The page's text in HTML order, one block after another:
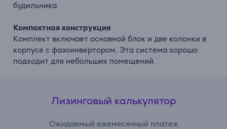
будильника.
Компактная конструкция
Комплект включает основной блок и две колонки в
корпусе с фазоинвертором. Эта система хорошо
подходит для небольших помещений.
Лизинговый калькулятор
Ожидаемый ежемесячный платеж